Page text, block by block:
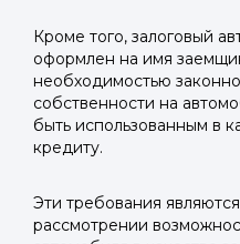
Кроме того, залоговый
оформлен на имя
необходимостью
собственности на
быть использованным в
кредиту.
Эти требования
рассмотрении